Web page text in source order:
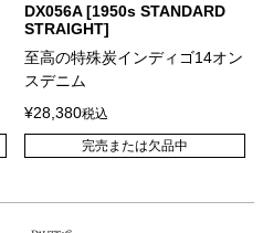
DX056A [1950s STANDARD
STRAIGHT]
至高の特殊炭インディゴ14オン
スデニム
¥28,380税込
完売または欠品中